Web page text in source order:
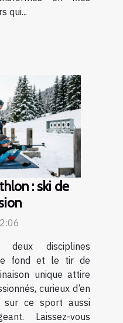
qui...
: ski de
disciplines
fond et le tir de
unique attire
curieux d’en
sur ce sport aussi
Laissez-vous